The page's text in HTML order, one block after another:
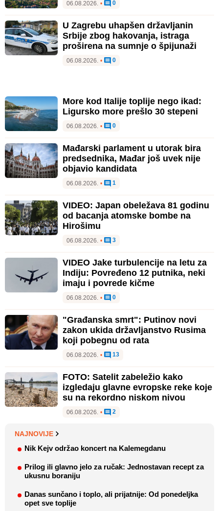
06.08.2026. • 0
U Zagrebu uhapšen državljanin
Srbije zbog hakovanja, istraga
proširena na sumnje o špijunaži
06.08.2026. • 0
More kod Italije toplije nego ikad:
Ligursko more prešlo 30 stepeni
06.08.2026. • 0
Mađarski parlament u utorak bira
predsednika, Mađar još uvek nije
objavio kandidata
06.08.2026. • 1
VIDEO: Japan obeležava 81 godinu
od bacanja atomske bombe na
Hirošimu
06.08.2026. • 3
VIDEO Jake turbulencije na letu za
Indiju: Povređeno 12 putnika, neki
imaju i povrede kičme
06.08.2026. • 0
"Građanska smrt": Putinov novi
zakon ukida državljanstvo Rusima
koji pobegnu od rata
06.08.2026. • 13
FOTO: Satelit zabeležio kako
izgledaju glavne evropske reke koje
su na rekordno niskom nivou
06.08.2026. • 2
NAJNOVIJE
Nik Kejv održao koncert na Kalemegdanu
Prilog ili glavno jelo za ručak: Jednostavan recept za
ukusnu boraniju
Danas sunčano i toplo, ali prijatnije: Od ponedeljka
opet sve toplije